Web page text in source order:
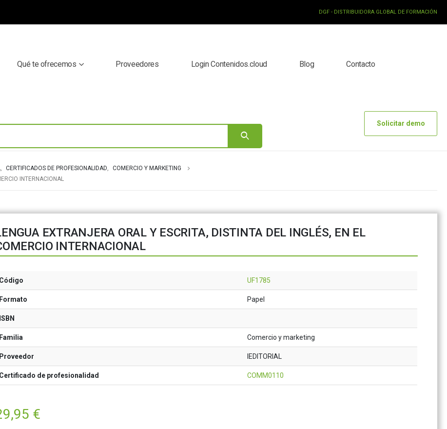
DGF - DISTRIBUIDORA GLOBAL DE FORMACIÓN
Qué te ofrecemos Proveedores Login Contenidos.cloud Blog Contacto
Solicitar demo
, CERTIFICADOS DE PROFESIONALIDAD,
COMERCIO Y MARKETING
INTERNACIONAL
EXTRANJERA ORAL Y ESCRITA, DISTINTA DEL INGLÉS, EN EL
INTERNACIONAL
Código UF1785
Formato Papel
ISBN
Familia Comercio y marketing
Proveedor IEDITORIAL
Certificado de profesionalidad COMM0110
€